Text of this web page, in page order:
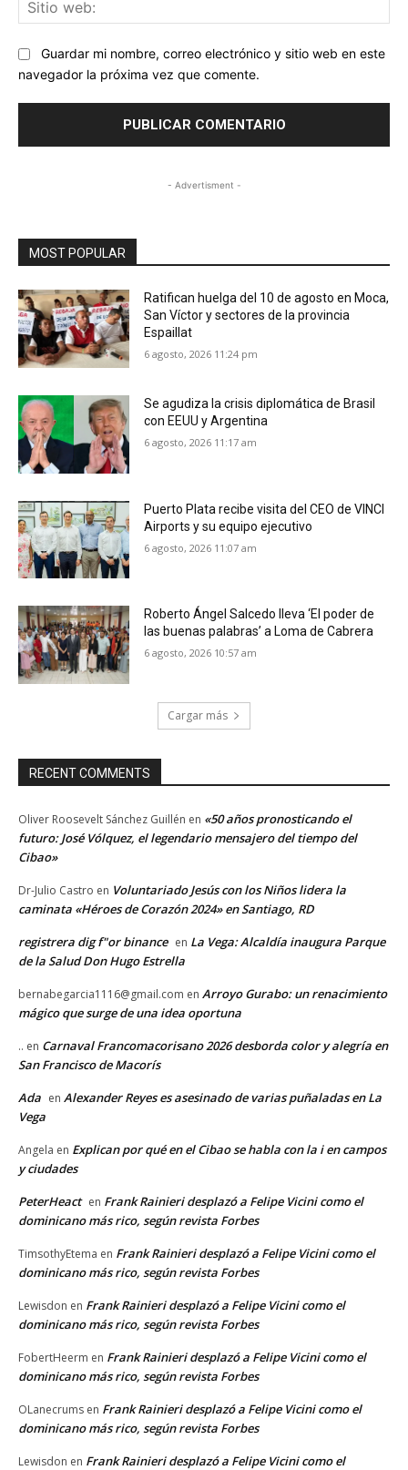
Guardar mi nombre, correo electrónico y sitio web en este
navegador la próxima vez que comente.
- Advertisment -
MOST POPULAR
Ratifican huelga del 10 de agosto en Moca,
San Víctor y sectores de la provincia
Espaillat
6 agosto, 2026 11:24 pm
Se agudiza la crisis diplomática de Brasil
con EEUU y Argentina
6 agosto, 2026 11:17 am
Puerto Plata recibe visita del CEO de VINCI
Airports y su equipo ejecutivo
6 agosto, 2026 11:07 am
Roberto Ángel Salcedo lleva ‘El poder de
las buenas palabras’ a Loma de Cabrera
6 agosto, 2026 10:57 am
Cargar más
RECENT COMMENTS
Oliver Roosevelt Sánchez Guillén en «50 años pronosticando el
futuro: José Vólquez, el legendario mensajero del tiempo del
Cibao»
Dr-Julio Castro en Voluntariado Jesús con los Niños lidera la
caminata «Héroes de Corazón 2024» en Santiago, RD
registrera dig f"or binance en La Vega: Alcaldía inaugura Parque
de la Salud Don Hugo Estrella
bernabegarcia1116@gmail.com en Arroyo Gurabo: un renacimiento
mágico que surge de una idea oportuna
.. en Carnaval Francomacorisano 2026 desborda color y alegría en
San Francisco de Macorís
Ada en Alexander Reyes es asesinado de varias puñaladas en La
Vega
Angela en Explican por qué en el Cibao se habla con la i en campos
y ciudades
PeterHeact en Frank Rainieri desplazó a Felipe Vicini como el
dominicano más rico, según revista Forbes
TimsothyEtema en Frank Rainieri desplazó a Felipe Vicini como el
dominicano más rico, según revista Forbes
Lewisdon en Frank Rainieri desplazó a Felipe Vicini como el
dominicano más rico, según revista Forbes
FobertHeerm en Frank Rainieri desplazó a Felipe Vicini como el
dominicano más rico, según revista Forbes
OLanecrums en Frank Rainieri desplazó a Felipe Vicini como el
dominicano más rico, según revista Forbes
Lewisdon en Frank Rainieri desplazó a Felipe Vicini como el